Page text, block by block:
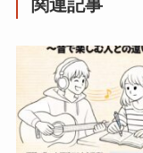
関連記事